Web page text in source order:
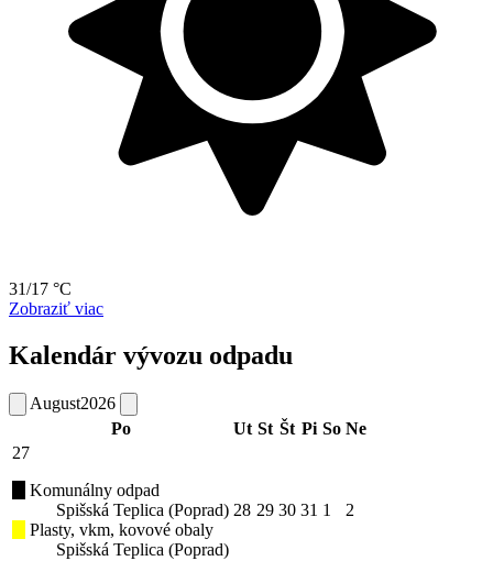
31/17 °C
Zobraziť viac
Kalendár vývozu odpadu
August2026
Po
Ut St Št Pi So Ne
27
Komunálny odpad
Spišská Teplica (Poprad)
Plasty, vkm, kovové obaly
Spišská Teplica (Poprad)
28 29 30 31 1 2